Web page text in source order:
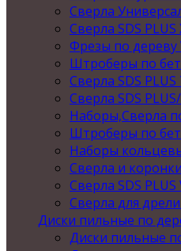
Сверла
Сверла SDS
Фрезы по дереву
Штроберы по
Сверла SDS PLUS
Сверла SDS
Наборы,Сверла
Штроберы по
Наборы
Сверла и
Сверла SDS PLUS
Сверла для
Диски пильные по
Диски пильные